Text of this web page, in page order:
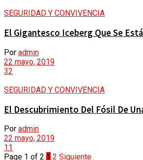
CALIDAD DE VIDA
ANALISIS Y OPINIÓN
EVENTOS
Ver todos los resultados
SEGURIDAD Y CONVIVENCIA
El Gigantesco Iceberg Que Se
Por admin
22 mayo, 2019
32
SEGURIDAD Y CONVIVENCIA
El Descubrimiento Del Fósil De
Por admin
22 mayo, 2019
11
Page 1 of 2 1 2 Siguiente